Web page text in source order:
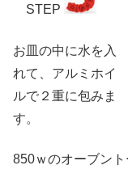
STEP
お皿の中に水を入
れて、アルミホイ
ルで２重に包みま
す。
850ｗのオーブント